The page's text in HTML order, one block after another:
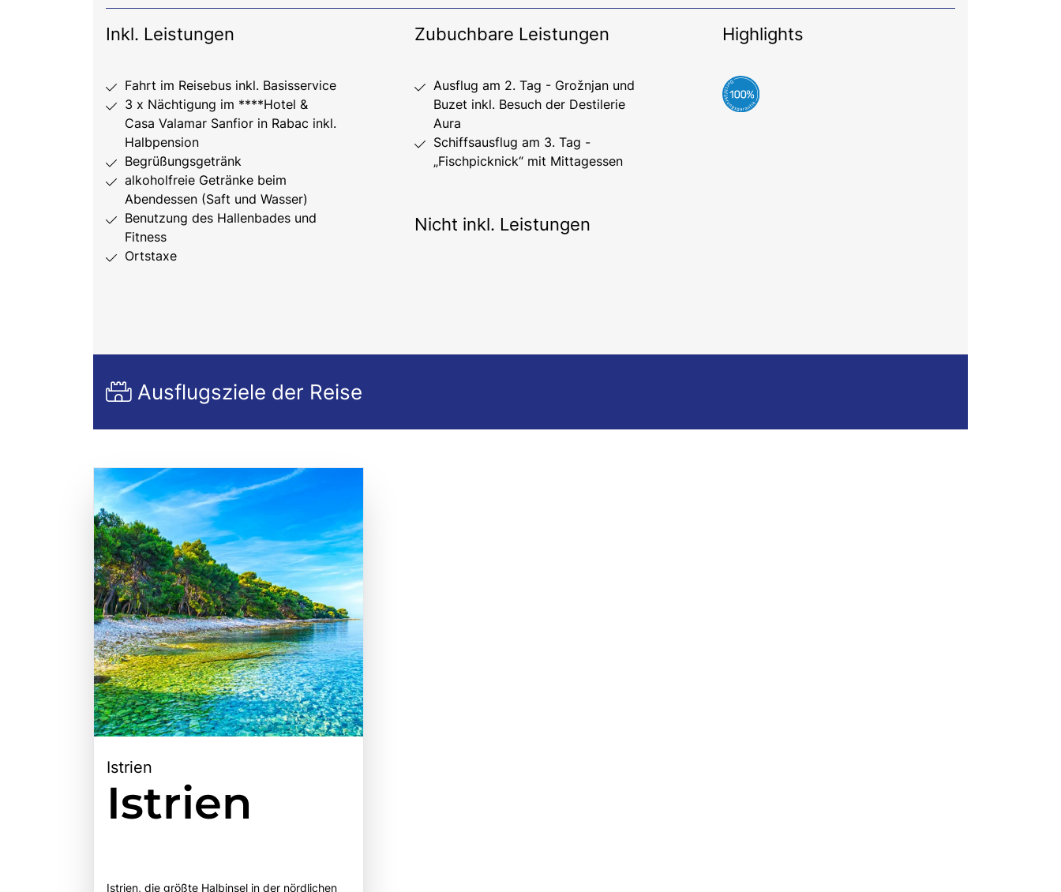
Inkl. Leistungen
Fahrt im Reisebus inkl. Basisservice
3 x Nächtigung im ****Hotel &
Casa Valamar Sanfior in Rabac inkl.
Halbpension
Begrüßungsgetränk
alkoholfreie Getränke beim
Abendessen (Saft und Wasser)
Benutzung des Hallenbades und
Fitness
Ortstaxe
Zubuchbare Leistungen
Ausflug am 2. Tag - Grožnjan und
Buzet inkl. Besuch der Destilerie
Aura
Schiffsausflug am 3. Tag -
„Fischpicknick“ mit Mittagessen
Nicht inkl. Leistungen
Highlights
Ausflugsziele der Reise
Istrien
Istrien
Istrien, die größte Halbinsel in der nördlichen